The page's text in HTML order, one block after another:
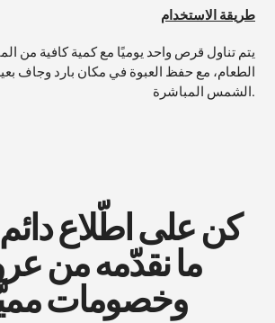
طريقة الاستخدام
يتم تناول قرص واحد يوميًا مع كمية كافية من
الطعام، مع حفظ العبوة في مكان بارد وجاف
الشمس المباشرة.
كن على اطّلاع
ما نقدّمه من
وخصومات